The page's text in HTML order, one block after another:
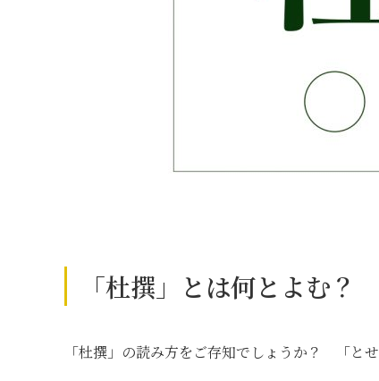
「杜撰」とは何とよむ？
「杜撰」の読み方をご存知でしょうか？ 「